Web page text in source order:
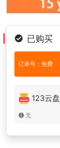
已购买
订单号：免费
123云盘
无